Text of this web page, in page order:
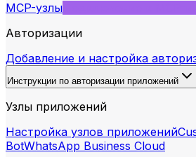
MCP-узлы
Авторизации
Добавление и настройка
Инструкции по авторизации приложений
Узлы приложений
Настройка узлов приложений
BotWhatsApp Business Cloud